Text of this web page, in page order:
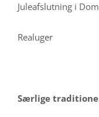
Juleafslutning i
Realuger
Særlige